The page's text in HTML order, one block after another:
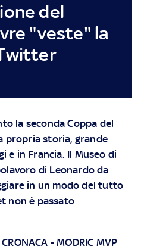
del
"veste" la
la seconda Coppa del
propria storia, grande
e in Francia. Il Museo di
di Leonardo da
in un modo del tutto
non è passato
-MODRIC MVP